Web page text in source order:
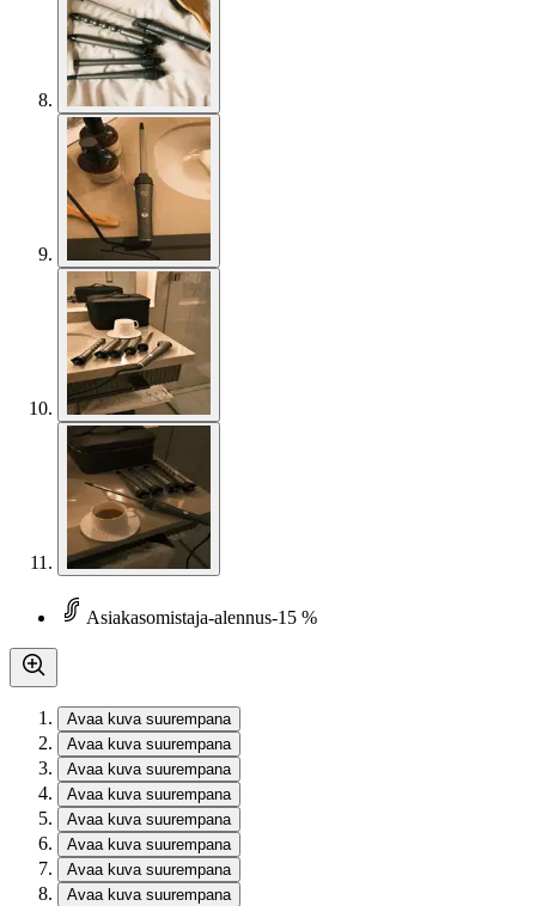
Asiakasomistaja-alennus-15 %
Avaa kuva suurempana
Avaa kuva suurempana
Avaa kuva suurempana
Avaa kuva suurempana
Avaa kuva suurempana
Avaa kuva suurempana
Avaa kuva suurempana
Avaa kuva suurempana